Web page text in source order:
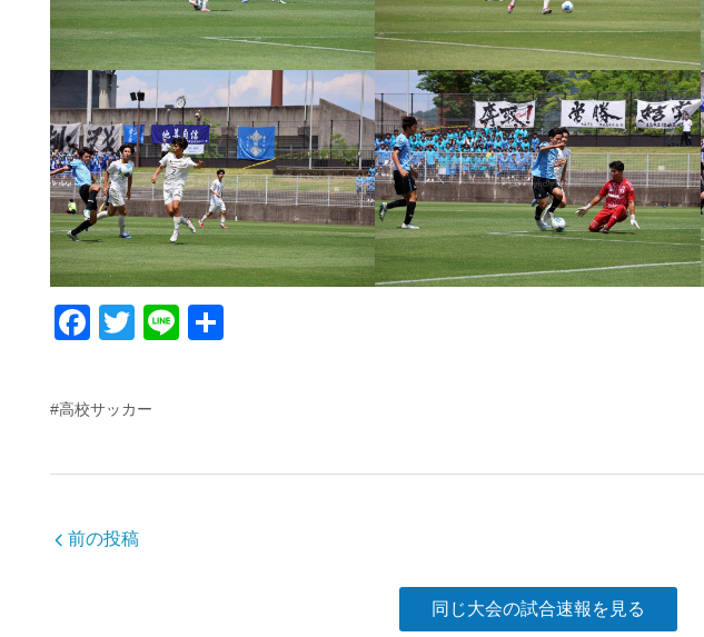
F
c
e
b
o
T
Li
#高校サッカー
前の投稿
同じ大会の試合速報を見る